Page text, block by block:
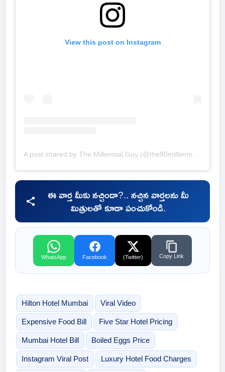
View this post on Instagram
ఈ వార్త మీకు నచ్చిందా?.. నచ్చిన వార్తలను మీ
మిత్రులతో కూడా పంచుకోండి.
WhatsApp Facebook (Twitter) Copy Link
Hilton Hotel Mumbai Viral Video
Expensive Food Bill Five Star Hotel Pricing
Mumbai Hotel Bill Boiled Eggs Price
Instagram Viral Post Luxury Hotel Food Charges